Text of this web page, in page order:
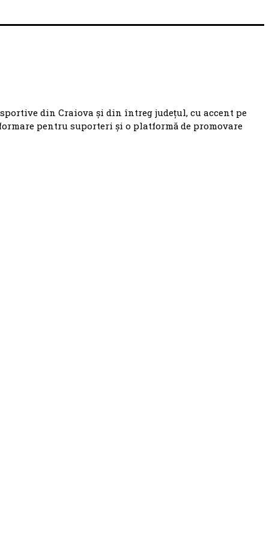
din Craiova și din întreg județul, cu accent pe
pentru suporteri și o platformă de promovare